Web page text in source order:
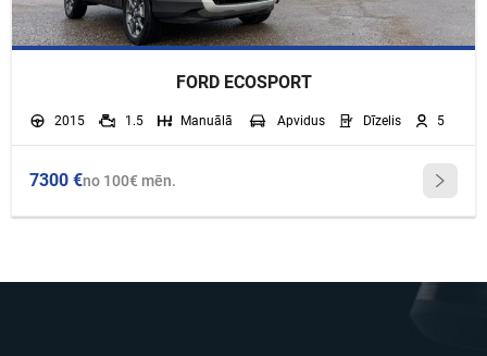
FORD ECOSPORT
2015 1.5 Manuālā Apvidus Dīzelis 5
7300 €no 100€ mēn.